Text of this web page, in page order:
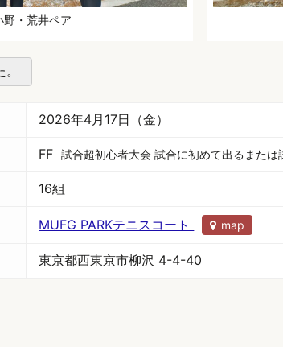
野・荒井ペア
2026年4月17日（金）
FF 試合超初心者大会 試合に初めて出るまたは
16組
MUFG PARKテニスコート map
東京都西東京市柳沢 4-4-40